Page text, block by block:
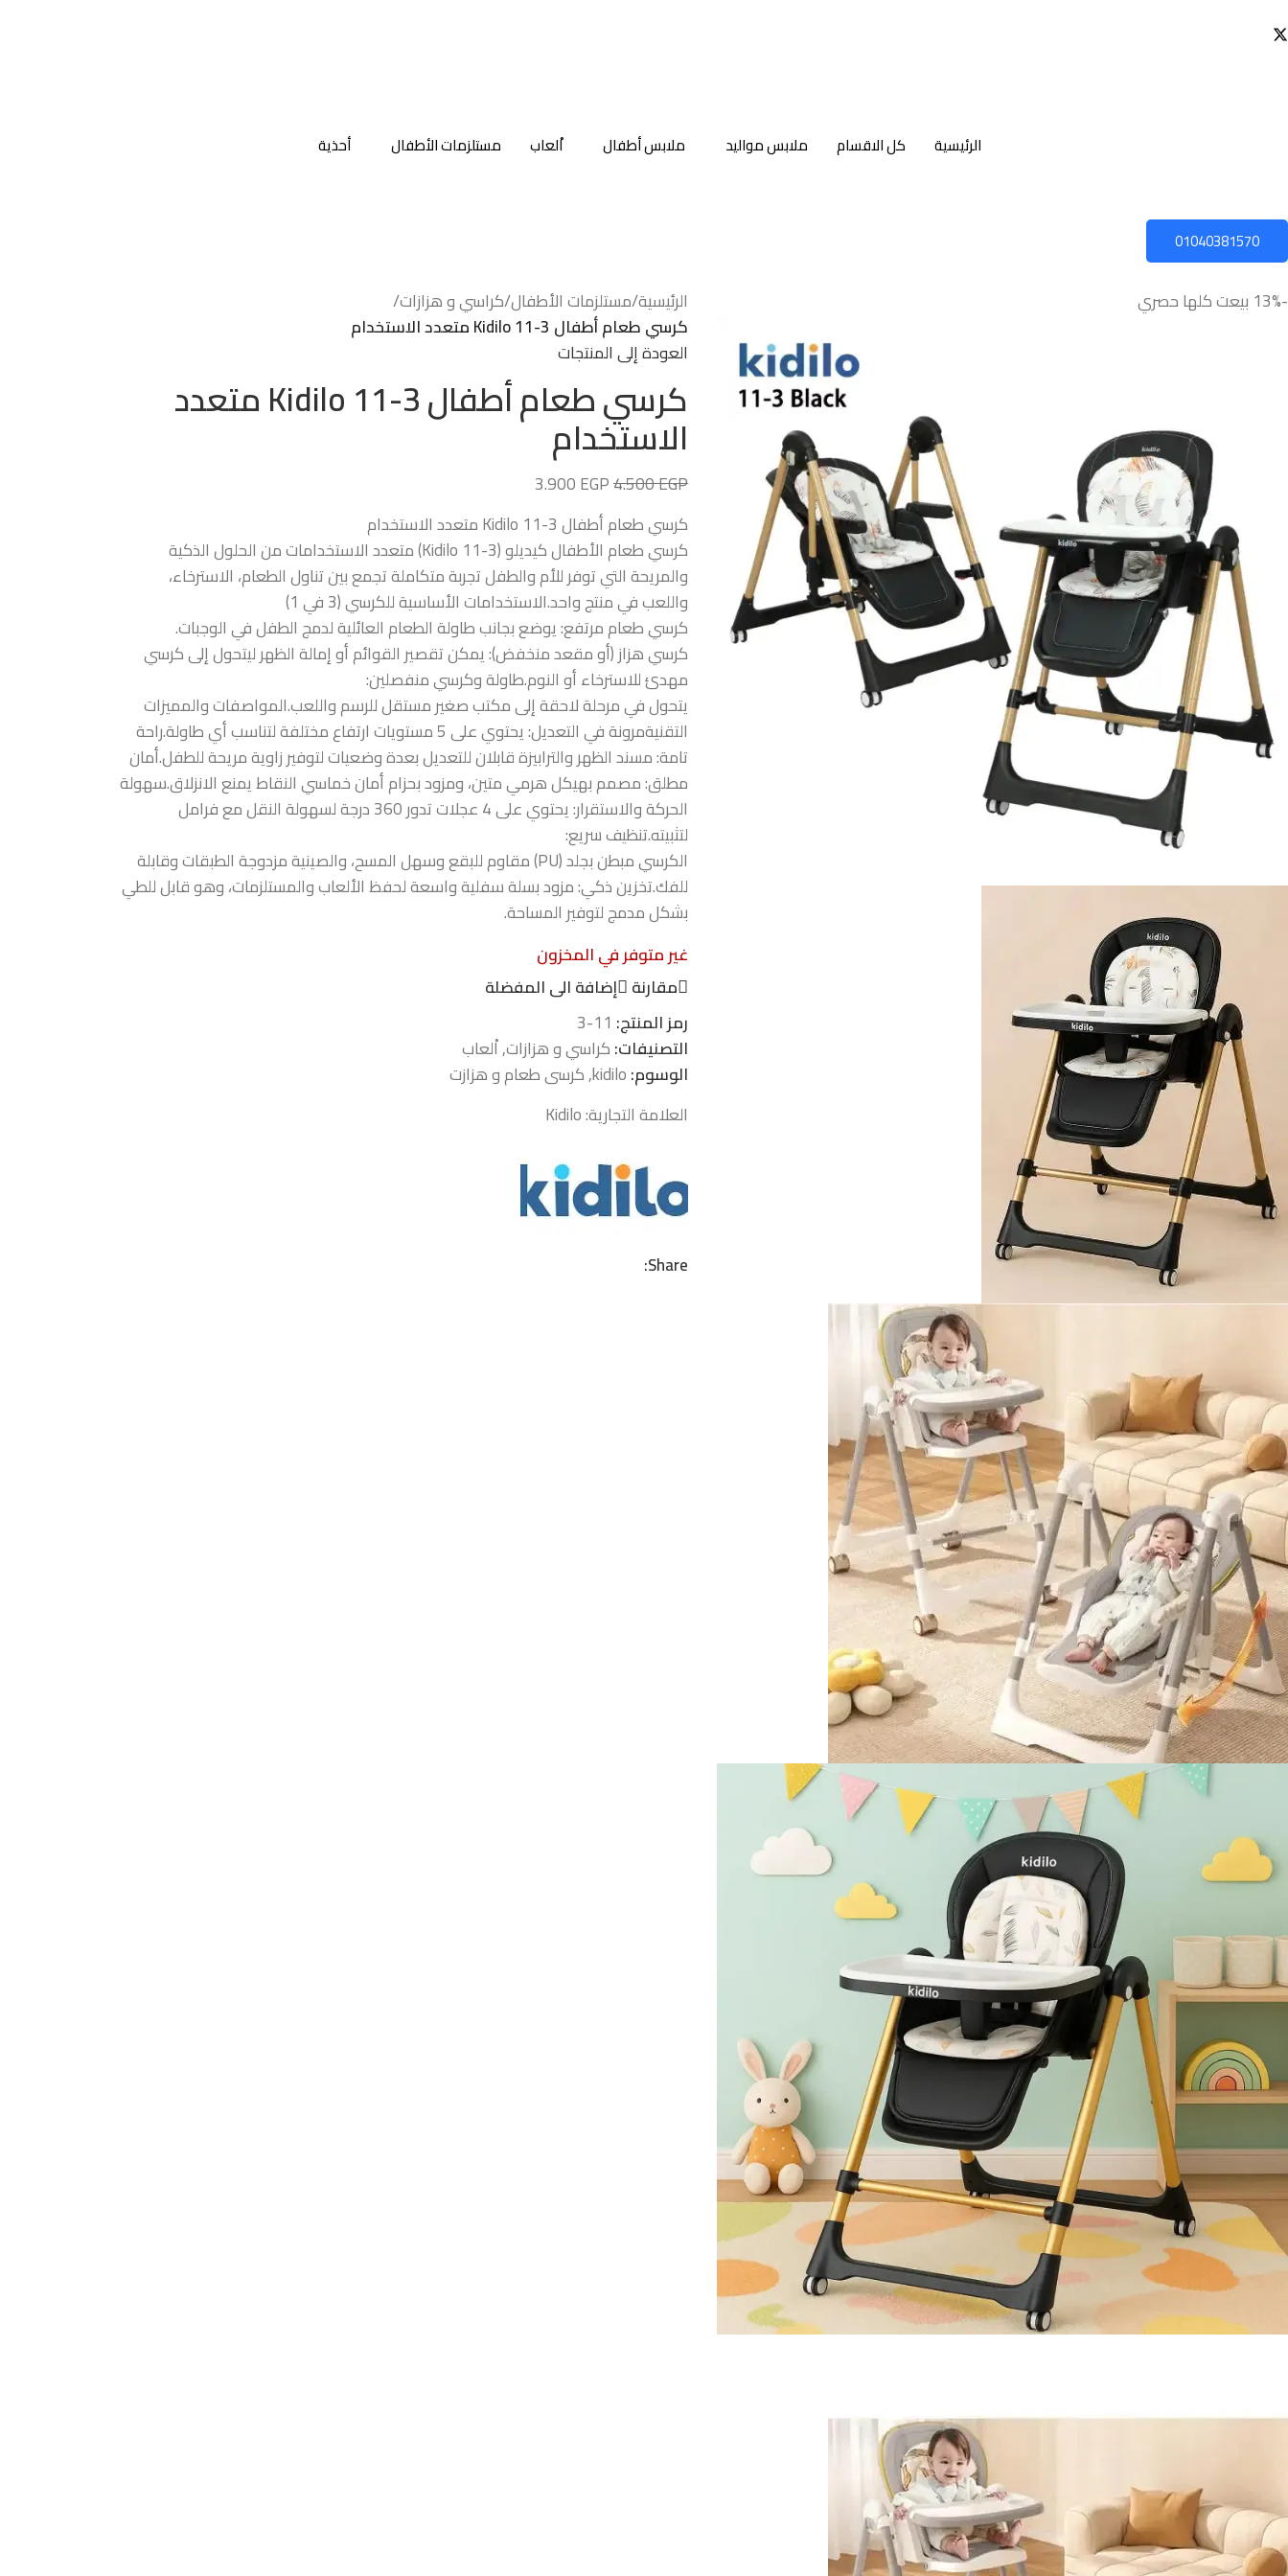
الرئيسية كل الاقسام ملابس مواليد ملابس أطفال اْلعاب مستلزمات الأطفال أحذية
01040381570
-13% بيعت كلهاحصري الرئيسية/مستلزمات الأطفال/كراسي و هزازات/
كرسي طعام أطفال Kidilo 11-3 متعدد الاستخدام
العودة إلى المنتجات
كرسي طعام أطفال Kidilo 11-3 متعدد
الاستخدام
4.500EGP
3.900EGP
كرسي طعام أطفال Kidilo 11-3 متعدد الاستخدام
كرسي طعام الأطفال كيديلو (Kidilo 11-3) متعدد الاستخدامات من الحلول الذكية
والمريحة التي توفر للأم والطفل تجربة متكاملة تجمع بين تناول الطعام، الاسترخاء،
واللعب في منتج واحد.الاستخدامات الأساسية للكرسي (3 في 1)
كرسي طعام مرتفع: يوضع بجانب طاولة الطعام العائلية لدمج الطفل في الوجبات.
كرسي هزاز (أو مقعد منخفض): يمكن تقصير القوائم أو إمالة الظهر ليتحول إلى كرسي
مهدئ للاسترخاء أو النوم.طاولة وكرسي منفصلين:
يتحول في مرحلة لاحقة إلى مكتب صغير مستقل للرسم واللعب.المواصفات والمميزات
التقنيةمرونة في التعديل: يحتوي على 5 مستويات ارتفاع مختلفة لتناسب أي طاولة.راحة
تامة: مسند الظهر والترابيزة قابلان للتعديل بعدة وضعيات لتوفير زاوية مريحة للطفل.أمان
مطلق: مصمم بهيكل هرمي متين، ومزود بحزام أمان خماسي النقاط يمنع الانزلاق.سهولة
الحركة والاستقرار: يحتوي على 4 عجلات تدور 360 درجة لسهولة النقل مع فرامل
لتثبيته.تنظيف سريع:
الكرسي مبطن بجلد (PU) مقاوم للبقع وسهل المسح، والصينية مزدوجة الطبقات وقابلة
للفك.تخزين ذكي: مزود بسلة سفلية واسعة لحفظ الألعاب والمستلزمات، وهو قابل للطي
بشكل مدمج لتوفير المساحة.
غير متوفر في المخزون
مقارنة إضافة الى المفضلة
رمز المنتج: 11-3
التصنيفات:كراسي و هزازات,اْلعاب
الوسوم:kidilo
,كرسى طعام و هزازت
العلامة التجارية:Kidilo
Share: